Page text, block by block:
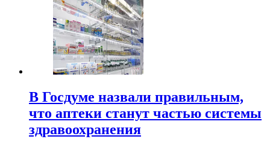
В Госдуме назвали правильным,
что аптеки станут частью системы
здравоохранения